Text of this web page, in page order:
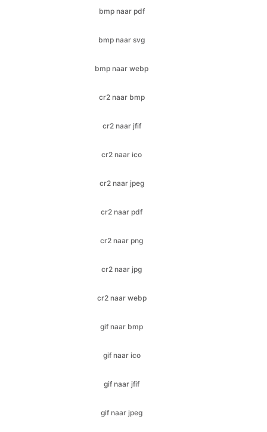
bmp naar webp
cr2 naar bmp
cr2 naar jfif
cr2 naar ico
cr2 naar jpeg
cr2 naar pdf
cr2 naar png
cr2 naar jpg
cr2 naar webp
gif naar bmp
gif naar ico
gif naar jfif
gif naar jpeg
gif naar jpg
gif naar pdf